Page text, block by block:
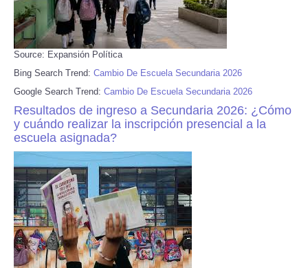
Source: Expansión Política
Bing Search Trend: Cambio De Escuela Secundaria 2026
Google Search Trend: Cambio De Escuela Secundaria 2026
Resultados de ingreso a Secundaria 2026: ¿Cómo
y cuándo realizar la inscripción presencial a la
escuela asignada?